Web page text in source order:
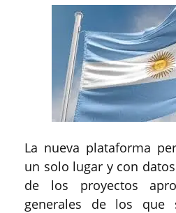
La nueva plataforma
un solo lugar y con
de los proyectos
generales de los que